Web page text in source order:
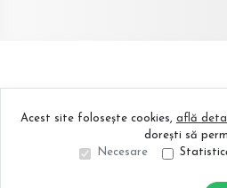
Acest site folosește cookies, află
dorești să
Necesare